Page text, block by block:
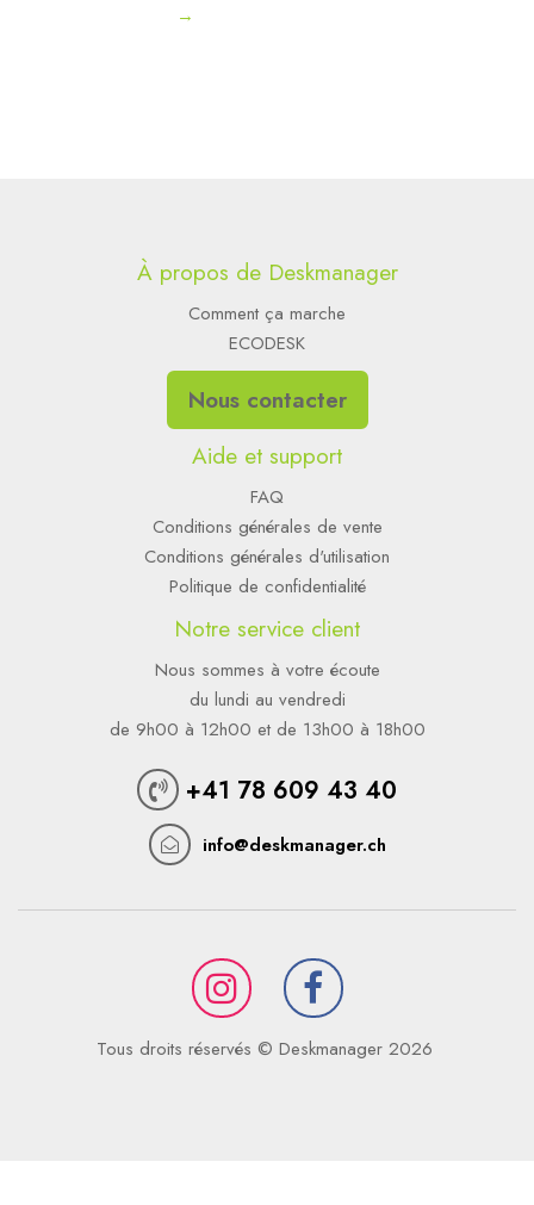
→
À propos de Deskmanager
Comment ça marche
ECODESK
Nous contacter
Aide et support
FAQ
Conditions générales de vente
Conditions générales d'utilisation
Politique de confidentialité
Notre service client
Nous sommes à votre écoute
du lundi au vendredi
de 9h00 à 12h00 et de 13h00 à 18h00
+41 78 609 43 40
info@deskmanager.ch
Tous droits réservés © Deskmanager 2026